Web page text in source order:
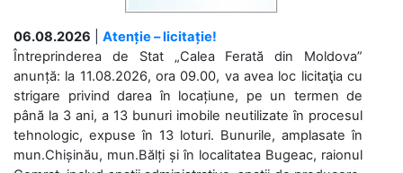
06.08.2026
Atenție – licitație!
Întreprinderea de Stat „Calea Ferată din Moldova”
anunță: la 11.08.2026, ora 09.00, va avea loc licitaţia cu
strigare privind darea în locațiune, pe un termen de
până la 3 ani, a 13 bunuri imobile neutilizate în procesul
tehnologic, expuse în 13 loturi. Bunurile, amplasate în
mun.Chișinău, mun.Bălți și în localitatea Bugeac, raionul